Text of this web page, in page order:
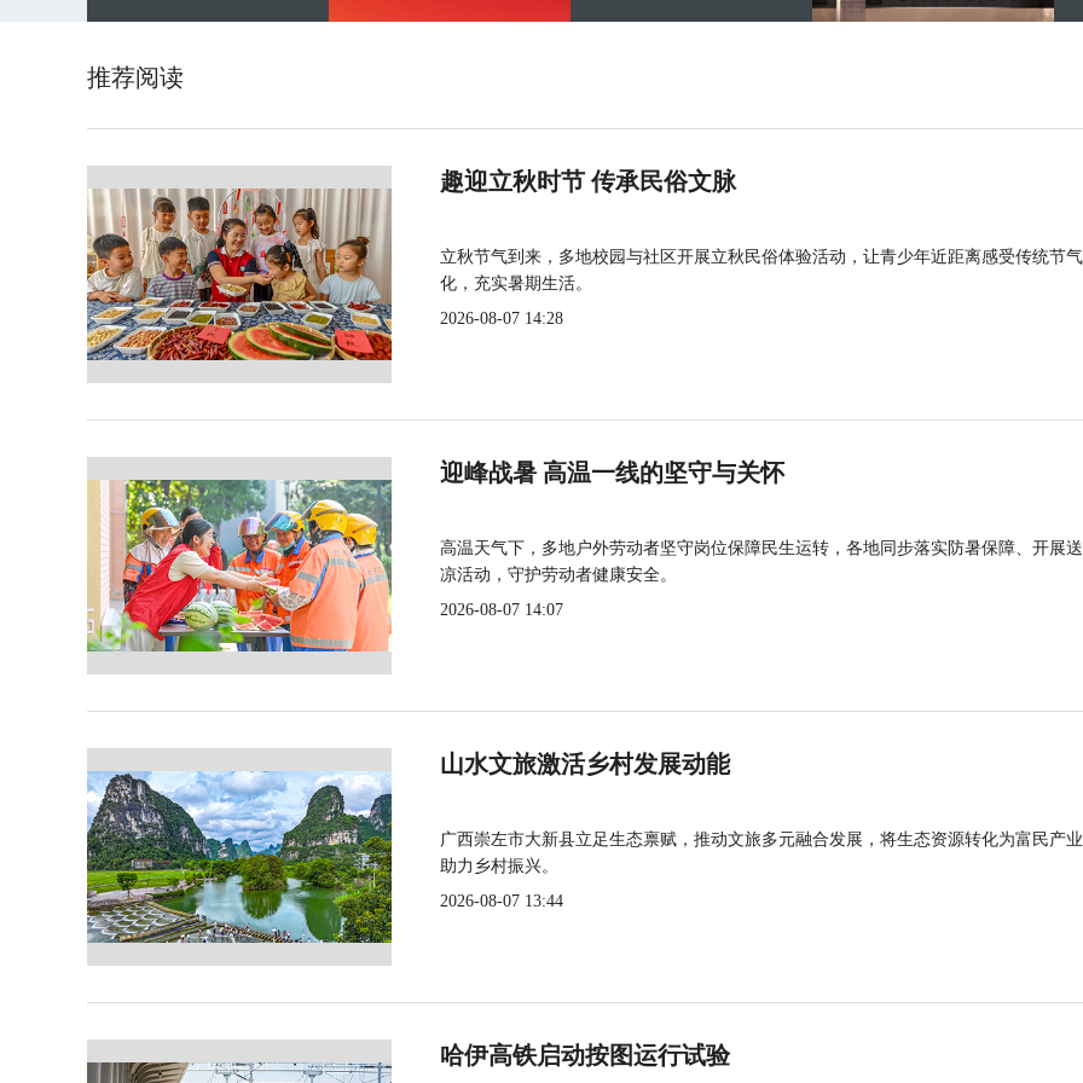
推荐阅读
趣迎立秋时节 传承民俗文脉
立秋节气到来，多地校园与社区开展立秋民俗体验活动，让青少年近距离感受传统节
化，充实暑期生活。
2026-08-07 14:28
迎峰战暑 高温一线的坚守与关怀
高温天气下，多地户外劳动者坚守岗位保障民生运转，各地同步落实防暑保障、开展
凉活动，守护劳动者健康安全。
2026-08-07 14:07
山水文旅激活乡村发展动能
广西崇左市大新县立足生态禀赋，推动文旅多元融合发展，将生态资源转化为富民产
助力乡村振兴。
2026-08-07 13:44
哈伊高铁启动按图运行试验